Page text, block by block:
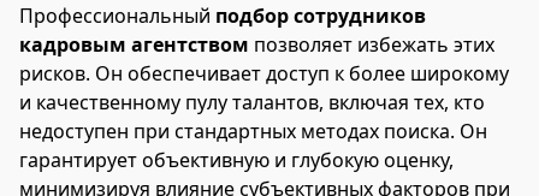
Профессиональный подбор сотрудников
кадровым агентством позволяет избежать этих
рисков. Он обеспечивает доступ к более широкому
и качественному пулу талантов, включая тех, кто
недоступен при стандартных методах поиска. Он
гарантирует объективную и глубокую оценку,
минимизируя влияние субъективных факторов при